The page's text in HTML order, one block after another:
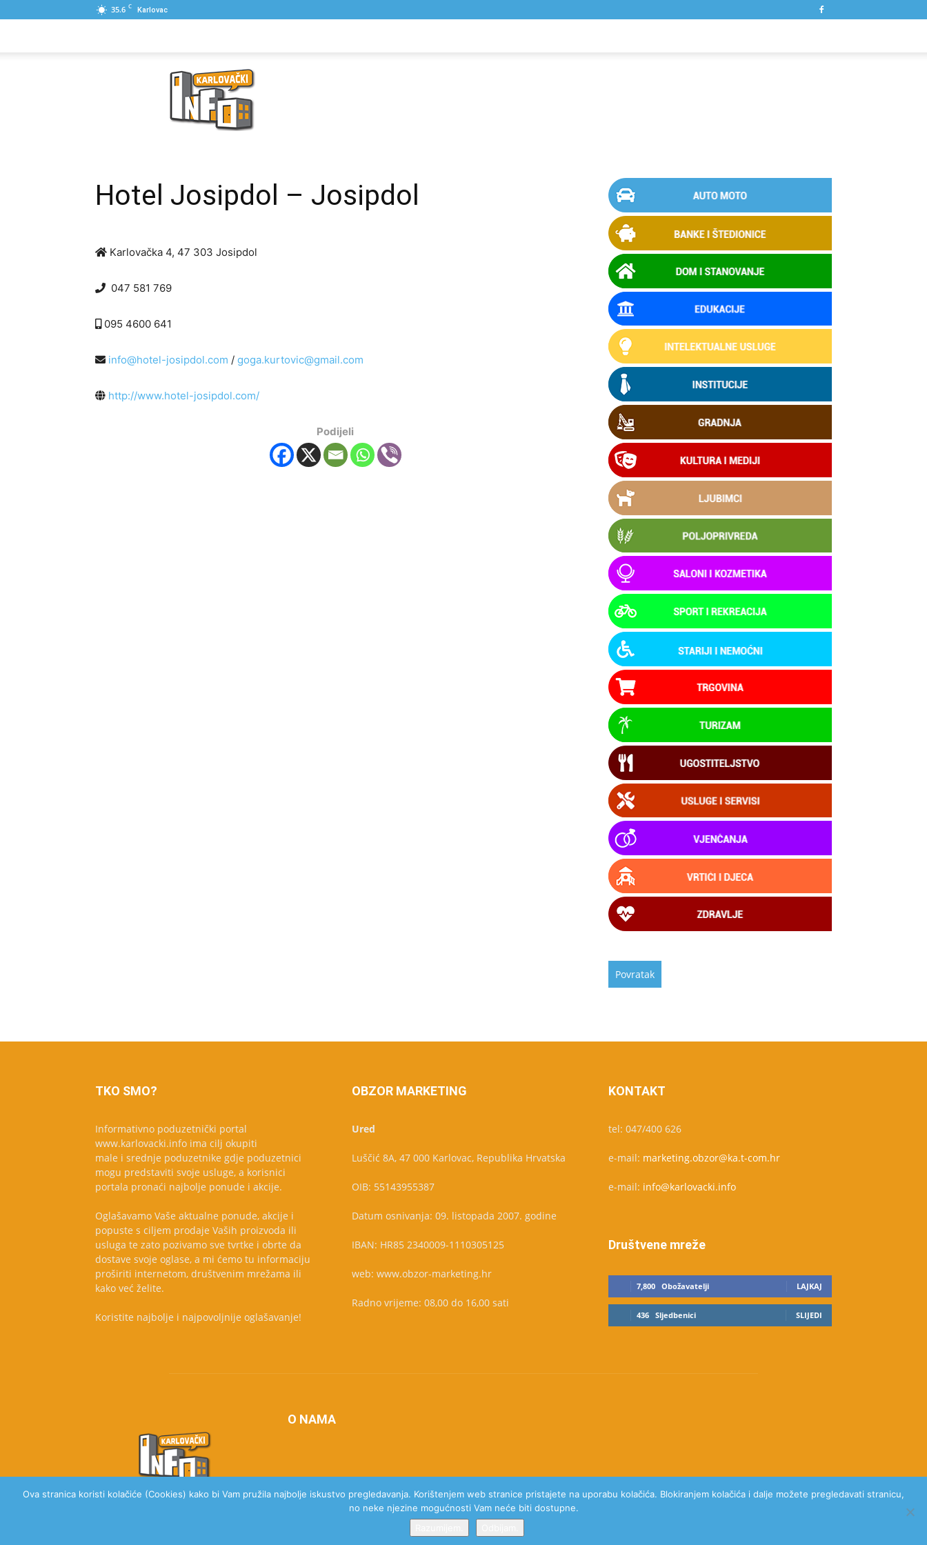
35.6 C Karlovac
Karlovački
Hotel Josipdol – Josipdol
Karlovačka 4, 47 303 Josipdol
047 581 769
095 4600 641
info@hotel-josipdol.com / goga.kurtovic@gmail.com
http://www.hotel-josipdol.com/
Podijeli
TKO SMO?
Informativno poduzetnički portal
www.karlovacki.info ima cilj okupiti
male i srednje poduzetnike gdje poduzetnici
mogu predstaviti svoje usluge, a korisnici
portala pronaći najbolje ponude i akcije.
Oglašavamo Vaše aktualne ponude, akcije i
popuste s ciljem prodaje Vaših proizvoda ili
usluga te zato pozivamo sve tvrtke i obrte da
dostave svoje oglase, a mi ćemo tu informaciju
proširiti internetom, društvenim mrežama ili
kako već želite.
Koristite najbolje i najpovoljnije oglašavanje!
OBZOR MARKETING
Ured
Luščić 8A, 47 000 Karlovac, Republika Hrvatska
OIB: 55143955387
Datum osnivanja: 09. listopada 2007. godine
IBAN: HR85 2340009-1110305125
web: www.obzor-marketing.hr
Radno vrijeme: 08,00 do 16,00 sati
KONTAKT
tel: 047/400 626
e-mail: marketing.obzor@ka.t-com.hr
e-mail: info@karlovacki.info
Društvene mreže
7,800 Obožavatelji LAJKAJ
436 Sljedbenici SLIJEDI
O NAMA
Ova stranica koristi kolačiće (Cookies) kako bi Vam pružila najbolje iskustvo pregledavanja. Korištenjem web stranice pristajete na uporabu kolačića. Blokiranjem kolačića i dalje možete pregledavati stranicu,
no neke njezine mogućnosti Vam neće biti dostupne.